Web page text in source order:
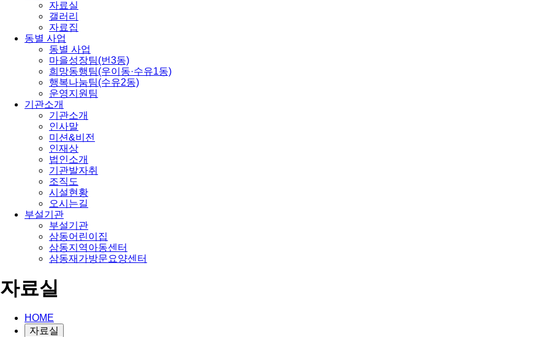
자료실
갤러리
자료집
동별 사업
동별 사업
마을성장팀(번3동)
희망동행팀(우이동·수유1동)
행복나눔팀(수유2동)
운영지원팀
기관소개
기관소개
인사말
미션&비전
인재상
법인소개
기관발자취
조직도
시설현황
오시는길
부설기관
부설기관
삼동어린이집
삼동지역아동센터
삼동재가방문요양센터
자료실
HOME
자료실